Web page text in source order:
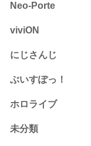
Neo-Porte
viviON
にじさんじ
ぶいすぽっ！
ホロライブ
未分類